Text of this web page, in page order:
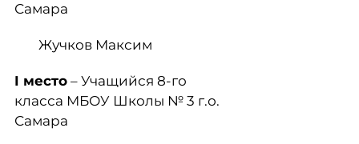
Самара
Жучков Максим
I место – Учащийся 8-го
класса МБОУ Школы № 3 г.о.
Самара